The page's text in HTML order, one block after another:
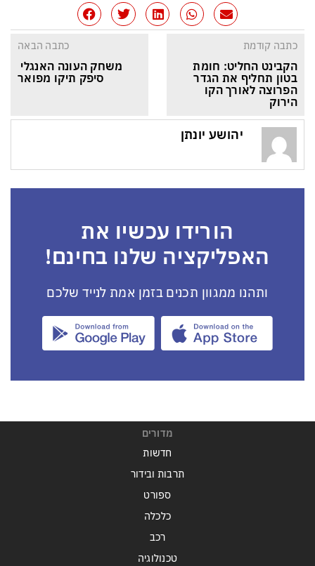
כתבה קודמת
הקבינט החליט: חומת
בטון תחליף את הגדר
הפרוצה לאורך הקו
הירוק
כתבה הבאה
משחק העונה האנגלי
סיפק תיקו מפואר
יהושע יונתן
הורידו עכשיו את
האפליקציה שלנו בחינם!
ותהנו ממגוון תכנים בזמן אמת לנייד שלכם
מדורים
חדשות
תרבות ובידור
ספורט
כלכלה
רכב
טכנולוגיה